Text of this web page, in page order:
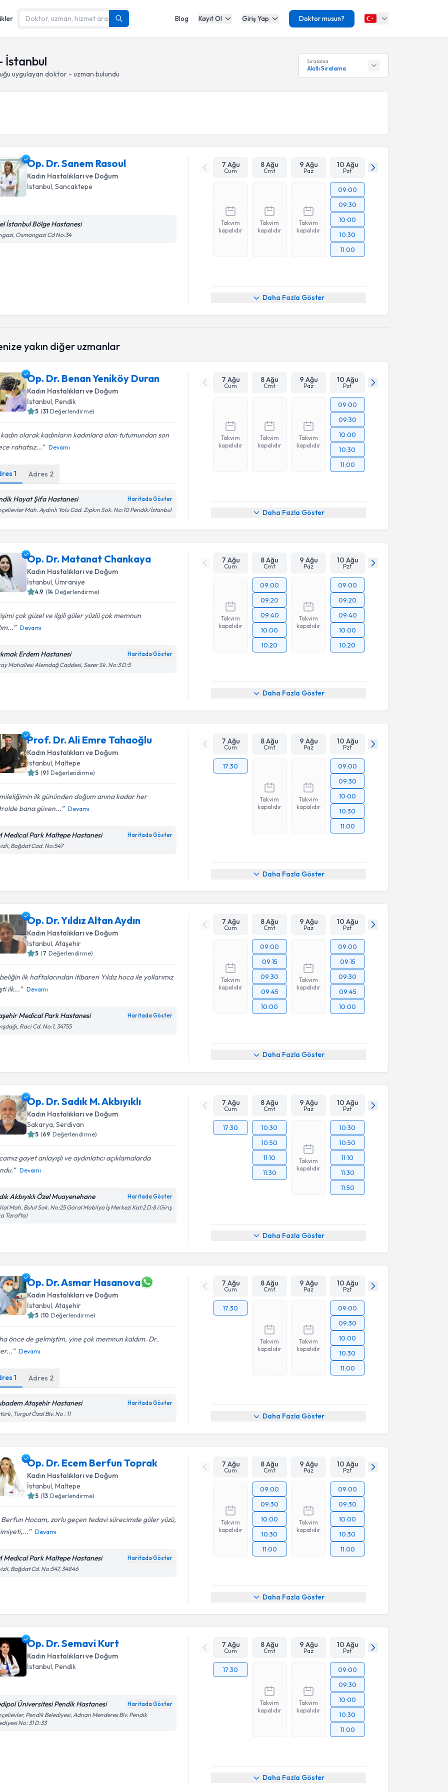
Blog Kayıt Ol Giriş Yap Doktor musun?
İstanbul
uygulayan doktor - uzman bulundu
Sıralama
Akıllı Sıralama
Op. Dr. Sanem Rasoul
Kadın Hastalıkları ve Doğum
İstanbul, Sancaktepe
İstanbul Bölge Hastanesi
Osmangazi Cd No:34
7 Ağu
Cum
8 Ağu
Cmt
9 Ağu
Paz
10 Ağu
Pzt
Takvim
kapalıdır
Takvim
kapalıdır
Takvim
kapalıdır
09:00
09:30
10:00
10:30
11:00
Daha Fazla Göster
yakın diğer uzmanlar
Op. Dr. Benan Yeniköy Duran
Kadın Hastalıkları ve Doğum
İstanbul , Pendik
5 (31 Değerlendirme)
olarak kadınların kadınlara olan tutumundan son
rahatsız...
Devamı
1 Adres 2
Hayat Şifa Hastanesi Haritada Göster
Mah. Aydınlı Yolu Cad. Zıpkın Sok. No:10 Pendik/İstanbul
7 Ağu
Cum
8 Ağu
Cmt
9 Ağu
Paz
10 Ağu
Pzt
Takvim
kapalıdır
Takvim
kapalıdır
Takvim
kapalıdır
09:00
09:30
10:00
10:30
11:00
Daha Fazla Göster
Op. Dr. Matanat Chankaya
Kadın Hastalıkları ve Doğum
İstanbul, Ümraniye
4.9 (14 Değerlendirme)
çok güzel ve ilgili güler yüzlü çok memnun
Devamı
Erdem Hastanesi Haritada Göster
Mahallesi Alemdağ Caddesi, Sezer Sk. No:3 D:5
7 Ağu
Cum
8 Ağu
Cmt
9 Ağu
Paz
10 Ağu
Pzt
Takvim
kapalıdır
09:00
09:20
09:40
10:00
10:20
Takvim
kapalıdır
09:00
09:20
09:40
10:00
10:20
Daha Fazla Göster
Prof. Dr. Ali Emre Tahaoğlu
Kadın Hastalıkları ve Doğum
İstanbul , Maltepe
5 (91 Değerlendirme)
ilk gününden doğum anına kadar her
bana güven...
Devamı
Medical Park Maltepe Hastanesi Haritada Göster
Bağdat Cad. No:547
7 Ağu
Cum
8 Ağu
Cmt
9 Ağu
Paz
10 Ağu
Pzt
17:30
Takvim
kapalıdır
Takvim
kapalıdır
09:00
09:30
10:00
10:30
11:00
Daha Fazla Göster
Op. Dr. Yıldız Altan Aydın
Kadın Hastalıkları ve Doğum
İstanbul, Ataşehir
5 (7 Değerlendirme)
ilk haftalarından itibaren Yıldız hoca ile yollarımız
ilk...
Devamı
Medical Park Hastanesi Haritada Göster
Raci Cd. No:1, 34755
7 Ağu
Cum
8 Ağu
Cmt
9 Ağu
Paz
10 Ağu
Pzt
Takvim
kapalıdır
09:00
09:15
09:30
09:45
10:00
Takvim
kapalıdır
09:00
09:15
09:30
09:45
10:00
Daha Fazla Göster
Op. Dr. Sadık M. Akbıyıklı
Kadın Hastalıkları ve Doğum
Sakarya , Serdivan
5 (69 Değerlendirme)
gayet anlayışlı ve aydınlatıcı açıklamalarda
Devamı
Akbıyıklı Özel Muayenehane Haritada Göster
Mah. Bulut Sok. No:25 Göral Mobilya İş Merkezi Kat:2 D:8 (Giriş
Tarafta)
7 Ağu
Cum
8 Ağu
Cmt
9 Ağu
Paz
10 Ağu
Pzt
17:30
10:30
10:50
11:10
11:30
Takvim
kapalıdır
10:30
10:50
11:10
11:30
11:50
Daha Fazla Göster
Op. Dr. Asmar Hasanova
Kadın Hastalıkları ve Doğum
İstanbul, Ataşehir
5 (10 Değerlendirme)
önce de gelmiştim, yine çok memnun kaldım. Dr.
Devamı
1 Adres 2
Ataşehir Hastanesi Haritada Göster
Turgut Özal Blv. No : 11
7 Ağu
Cum
8 Ağu
Cmt
9 Ağu
Paz
10 Ağu
Pzt
17:30
Takvim
kapalıdır
Takvim
kapalıdır
09:00
09:30
10:00
10:30
11:00
Daha Fazla Göster
Op. Dr. Ecem Berfun Toprak
Kadın Hastalıkları ve Doğum
İstanbul , Maltepe
5 (13 Değerlendirme)
Hocam, zorlu geçen tedavi sürecimde güler yüzü,
Devamı
Medical Park Maltepe Hastanesi Haritada Göster
Bağdat Cd. No:547, 34846
7 Ağu
Cum
8 Ağu
Cmt
9 Ağu
Paz
10 Ağu
Pzt
Takvim
kapalıdır
09:00
09:30
10:00
10:30
11:00
Takvim
kapalıdır
09:00
09:30
10:00
10:30
11:00
Daha Fazla Göster
Op. Dr. Semavi Kurt
Kadın Hastalıkları ve Doğum
İstanbul, Pendik
Üniversitesi Pendik Hastanesi Haritada Göster
Pendik Belediyesi, Adnan Menderes Blv. Pendik
No: 31 D:33
7 Ağu
Cum
8 Ağu
Cmt
9 Ağu
Paz
10 Ağu
Pzt
17:30
Takvim
kapalıdır
Takvim
kapalıdır
09:00
09:30
10:00
10:30
11:00
Daha Fazla Göster